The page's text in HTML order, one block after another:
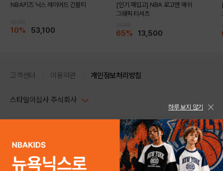
NBA키즈 닉스 레이어드 긴팔티
10% 53,100
[인기 재입고] NBA 로고맨 메쉬
그래픽 티셔츠
65% 13,500
고객센터 이용약관 개인정보처리방침
스타일이십사 주식회사
주소 : 서울시 강남구 논현로 633, 6층 (논현동, 한세엠케이빌딩)
사업자등록번호 : 116-81-32499
통신판매업신고번호 : 제 2024-서울강남-04239
스타일24 고객센터 1544-5336
평일 09:00~ 18:00 (토/일/공휴일 휴무)
help Email : help@style24.com
하루 보지 않기